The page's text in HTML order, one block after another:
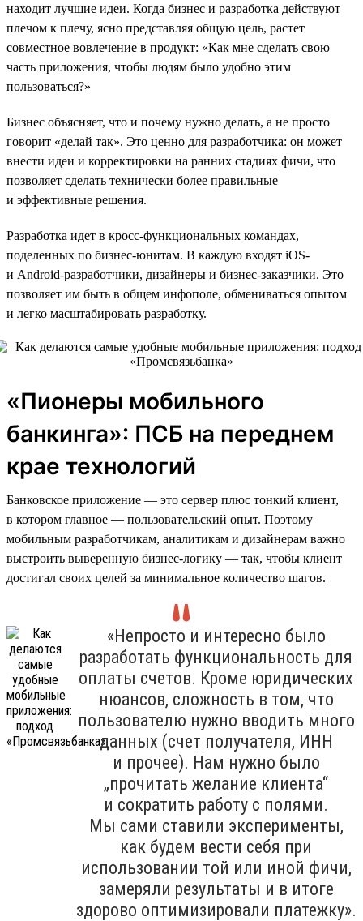
находит лучшие идеи. Когда бизнес и разработка действуют
плечом к плечу, ясно представляя общую цель, растет
совместное вовлечение в продукт: «Как мне сделать свою
часть приложения, чтобы людям было удобно этим
пользоваться?»
Бизнес объясняет, что и почему нужно делать, а не просто
говорит «делай так». Это ценно для разработчика: он может
внести идеи и корректировки на ранних стадиях фичи, что
позволяет сделать технически более правильные
и эффективные решения.
Разработка идет в кросс-функциональных командах,
поделенных по бизнес-юнитам. В каждую входят iOS-
и Android-разработчики, дизайнеры и бизнес-заказчики. Это
позволяет им быть в общем инфополе, обмениваться опытом
и легко масштабировать разработку.
«Пионеры мобильного
банкинга»: ПСБ на переднем
крае технологий
Банковское приложение — это сервер плюс тонкий клиент,
в котором главное — пользовательский опыт. Поэтому
мобильным разработчикам, аналитикам и дизайнерам важно
выстроить выверенную бизнес-логику — так, чтобы клиент
достигал своих целей за минимальное количество шагов.
«Непросто и интересно было
разработать функциональность для
оплаты счетов. Кроме юридических
нюансов, сложность в том, что
пользователю нужно вводить много
данных (счет получателя, ИНН
и прочее). Нам нужно было
„прочитать желание клиента“
и сократить работу с полями.
Мы сами ставили эксперименты,
как будем вести себя при
использовании той или иной фичи,
замеряли результаты и в итоге
здорово оптимизировали платежку».